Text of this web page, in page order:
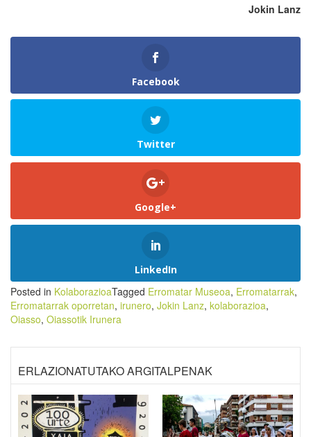
Jokin Lanz
Facebook
Twitter
Google+
LinkedIn
Posted in KolaborazioaTagged Erromatar Museoa, Erromatarrak,
Erromatarrak oporretan, irunero, Jokin Lanz, kolaborazioa,
Oiasso, Oiassotik Irunera
ERLAZIONATUTAKO ARGITALPENAK